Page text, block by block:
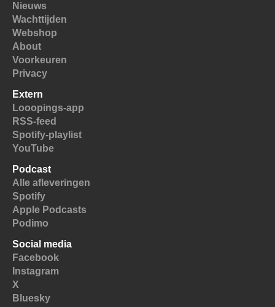
Nieuws
Wachttijden
Webshop
About
Voorkeuren
Privacy
Extern
Looopings-app
RSS-feed
Spotify-playlist
YouTube
Podcast
Alle afleveringen
Spotify
Apple Podcasts
Podimo
Social media
Facebook
Instagram
X
Bluesky